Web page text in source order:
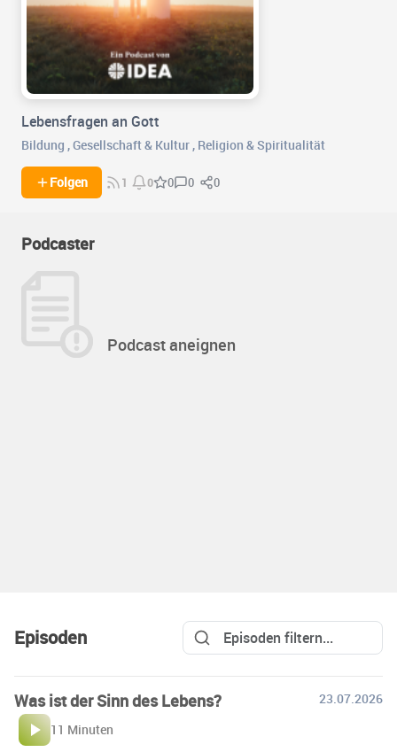
Lebensfragen an Gott
Bildung ,Gesellschaft & Kultur , Religion & Spiritualität
Folgen 1 0 0 0 0
Podcaster
Podcast aneignen
Episoden
Was ist der Sinn des Lebens?
23.07.2026
11 Minuten